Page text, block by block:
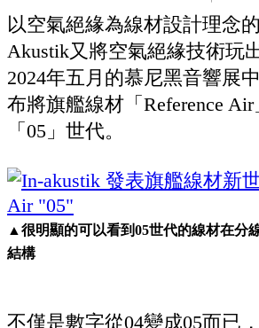
以空氣絕緣為線材設計理念
Akustik又將空氣絕緣技術玩
2024年五月的慕尼黑音響展
布將旗艦線材「Reference
「05」世代。
▲很明顯的可以看到05世代的線材在分
結構
不僅是數字從04變成05而已